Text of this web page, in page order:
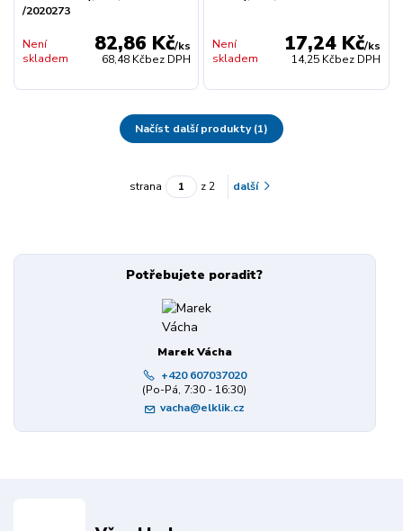
/2020273
82,86 Kč/ks
68,48 Kčbez DPH
Není
skladem
17,24 Kč/ks
14,25 Kčbez DPH
Není
skladem
Načíst další produkty (1)
strana z 2 další
Potřebujete poradit?
Marek Vácha
+420 607037020
(Po-Pá, 7:30 - 16:30)
vacha@elklik.cz